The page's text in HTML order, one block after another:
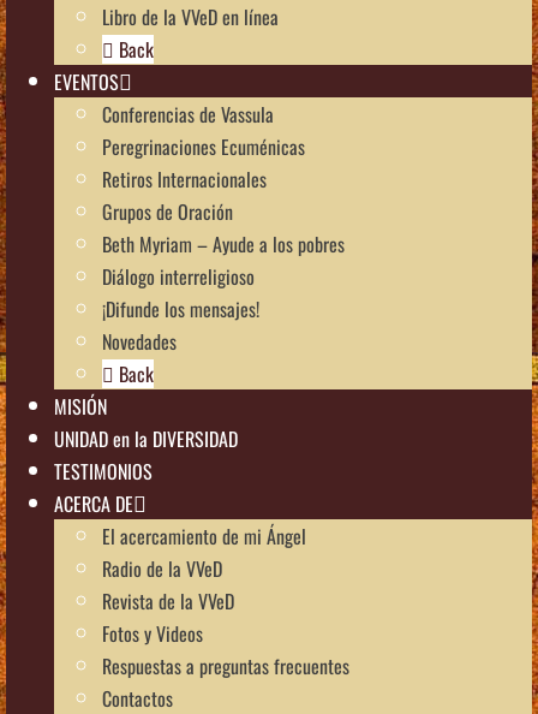
Libro de la VVeD en línea
Back
EVENTOS
Conferencias de Vassula
Peregrinaciones Ecuménicas
Retiros Internacionales
Grupos de Oración
Beth Myriam – Ayude a los pobres
Diálogo interreligioso
¡Difunde los mensajes!
Novedades
Back
MISIÓN
UNIDAD en la DIVERSIDAD
TESTIMONIOS
ACERCA DE
El acercamiento de mi Ángel
Radio de la VVeD
Revista de la VVeD
Fotos y Videos
Respuestas a preguntas frecuentes
Contactos